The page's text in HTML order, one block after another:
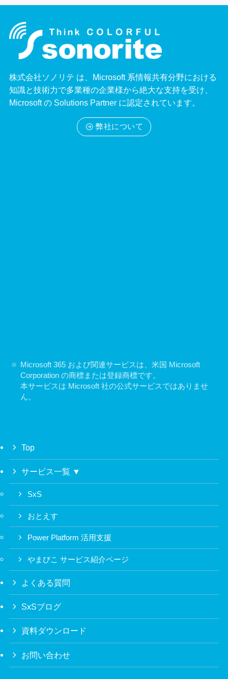
株式会社ソノリテ は、Microsoft 系情報共有分野における
知識と技術力で多業種の企業様から絶大な支持を受け、
Microsoft の Solutions Partner に認定されています。
弊社について
Microsoft 365 および関連サービスは、米国 Microsoft
Corporation の商標または登録商標です。
本サービスは Microsoft 社の公式サービスではありませ
ん。
Top
サービス一覧 ▼
SxS
おとえす
Power Platform 活用支援
やまびこ サービス紹介ページ
よくある質問
SxSブログ
資料ダウンロード
お問い合わせ